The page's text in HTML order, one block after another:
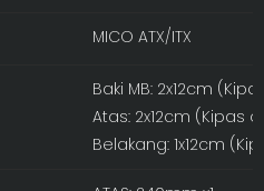
MICO ATX/ITX
Baki MB: 2x12cm
Atas: 2x12cm (Kipas
Belakang: 1x12cm